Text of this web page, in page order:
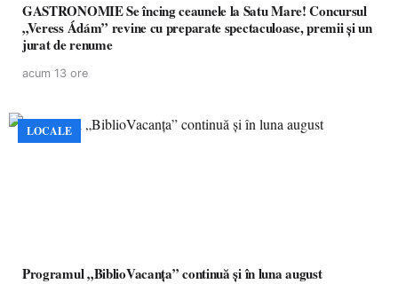
GASTRONOMIE Se încing ceaunele la Satu Mare! Concursul
„Veress Ádám” revine cu preparate spectaculoase, premii și un
jurat de renume
acum 13 ore
LOCALE
Programul „BiblioVacanța” continuă și în luna august